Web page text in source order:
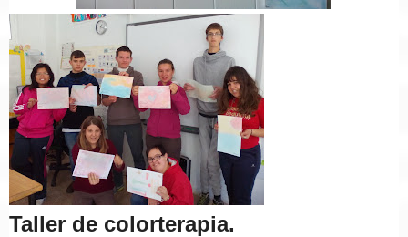
Taller de colorterapia.